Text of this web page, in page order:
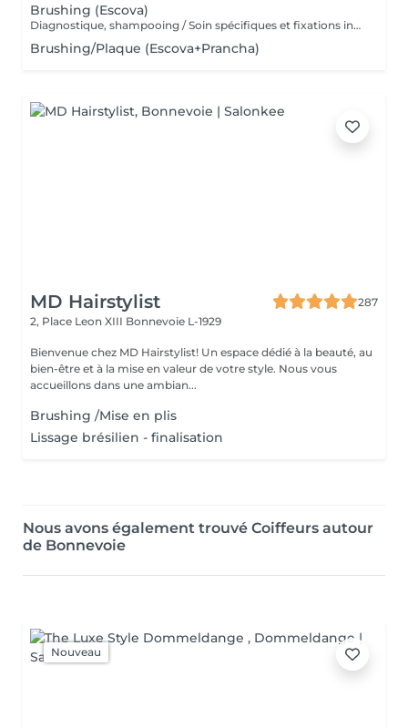
Brushing (Escova)
Diagnostique, shampooing / Soin spécifiques et fixations inclus
Brushing/Plaque (Escova+Prancha)
MD Hairstylist
287
2, Place Leon XIII Bonnevoie L-1929
Bienvenue chez MD Hairstylist! Un espace dédié à la beauté, au
bien-être et à la mise en valeur de votre style. Nous vous
accueillons dans une ambian...
Brushing /Mise en plis
Lissage brésilien - finalisation
Nous avons également trouvé Coiffeurs autour
de Bonnevoie
Nouveau